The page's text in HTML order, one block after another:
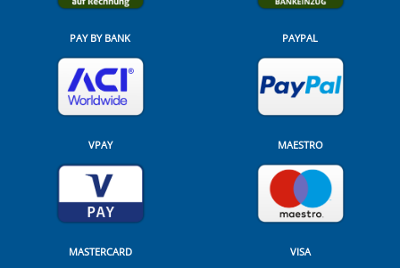
PAY BY BANK PAYPAL
VPAY MAESTRO
MASTERCARD VISA